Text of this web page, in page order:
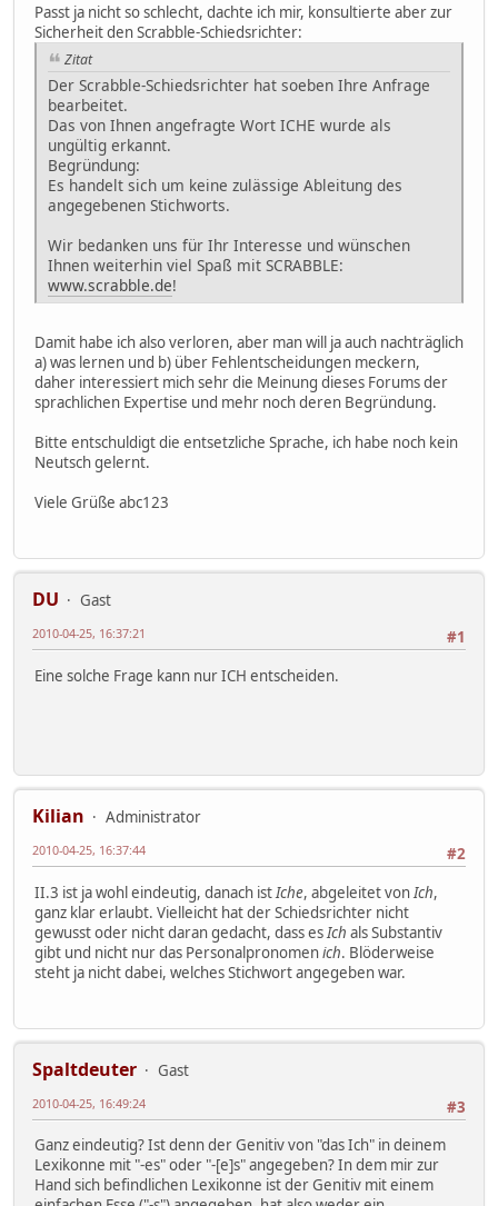
Passt ja nicht so schlecht, dachte ich mir, konsultierte aber zur
Sicherheit den Scrabble-Schiedsrichter:
Zitat
Der Scrabble-Schiedsrichter hat soeben Ihre Anfrage
bearbeitet.
Das von Ihnen angefragte Wort ICHE wurde als
ungültig erkannt.
Begründung:
Es handelt sich um keine zulässige Ableitung des
angegebenen Stichworts.
Wir bedanken uns für Ihr Interesse und wünschen
Ihnen weiterhin viel Spaß mit SCRABBLE:
www.scrabble.de!
Damit habe ich also verloren, aber man will ja auch nachträglich
a) was lernen und b) über Fehlentscheidungen meckern,
daher interessiert mich sehr die Meinung dieses Forums der
sprachlichen Expertise und mehr noch deren Begründung.
Bitte entschuldigt die entsetzliche Sprache, ich habe noch kein
Neutsch gelernt.
Viele Grüße abc123
DU
Gast
#1
2010-04-25, 16:37:21
Eine solche Frage kann nur ICH entscheiden.
Kilian
Administrator
#2
2010-04-25, 16:37:44
II.3 ist ja wohl eindeutig, danach istIche, abgeleitet vonIch,
ganz klar erlaubt. Vielleicht hat der Schiedsrichter nicht
gewusst oder nicht daran gedacht, dass esIch als Substantiv
gibt und nicht nur das Personalpronomenich. Blöderweise
steht ja nicht dabei, welches Stichwort angegeben war.
Spaltdeuter
Gast
#3
2010-04-25, 16:49:24
Ganz eindeutig? Ist denn der Genitiv von "das Ich" in deinem
Lexikonne mit "-es" oder "-[e]s" angegeben? In dem mir zur
Hand sich befindlichen Lexikonne ist der Genitiv mit einem